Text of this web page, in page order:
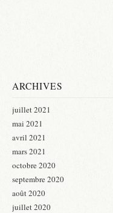
ARCHIVES
juillet 2021
mai 2021
avril 2021
mars 2021
octobre 2020
septembre 2020
août 2020
juillet 2020